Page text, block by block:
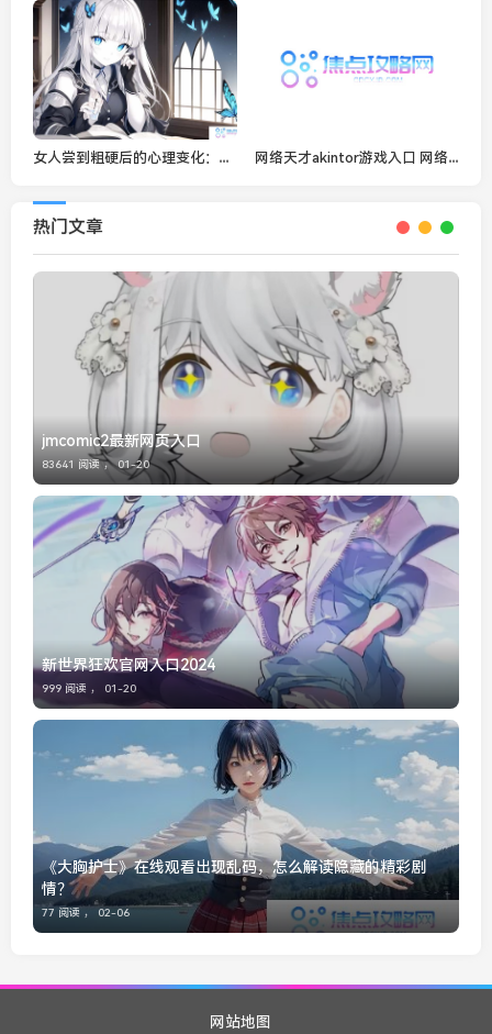
女人尝到粗硬后的心理变化：是探索的满足还是未知的挑战？ 网络天才akintor游戏入口 网络天才akintor网页版地址一览
热门文章
jmcomic2最新网页入口
83641 阅读 ， 01-20
新世界狂欢官网入口2024
999 阅读 ， 01-20
《大胸护士》在线观看出现乱码，怎么解读隐藏的精彩剧
情？
77 阅读 ， 02-06
网站地图